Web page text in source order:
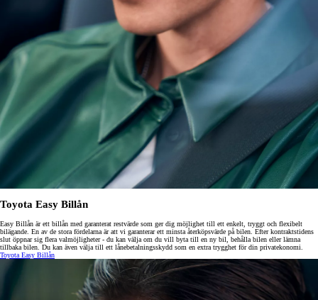
Toyota Easy Billån
Easy Billån är ett billån med garanterat restvärde som ger dig möjlighet till ett enkelt, tryggt och flexibelt
bilägande. En av de stora fördelarna är att vi garanterar ett minsta återköpsvärde på bilen. Efter kontraktstidens
slut öppnar sig flera valmöjligheter - du kan välja om du vill byta till en ny bil, behålla bilen eller lämna
tillbaka bilen. Du kan även välja till ett lånebetalningsskydd som en extra trygghet för din privatekonomi.
Toyota Easy Billån